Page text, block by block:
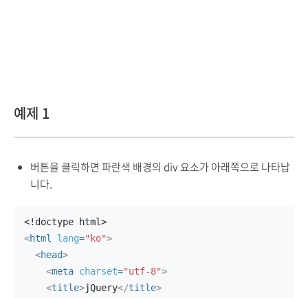
예제 1
버튼을 클릭하면 파란색 배경의 div 요소가 아래쪽으로 나타납
니다.
<!doctype html>
<html lang="ko">
<head>
<meta charset="utf-8">
<title>jQuery</title>